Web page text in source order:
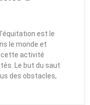
est le
le monde et
activité
Le but du saut
des obstacles,